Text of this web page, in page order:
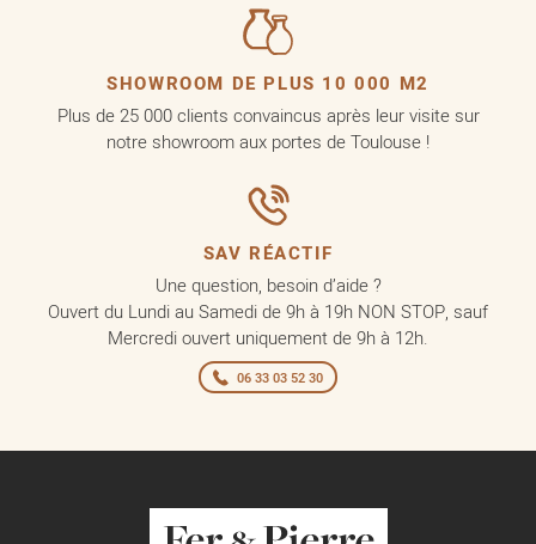
SHOWROOM DE PLUS 10 000 M2
Plus de 25 000 clients convaincus après leur visite sur
notre showroom aux portes de Toulouse !
SAV RÉACTIF
Une question, besoin d’aide ?
Ouvert du Lundi au Samedi de 9h à 19h NON STOP, sauf
Mercredi ouvert uniquement de 9h à 12h.
06 33 03 52 30